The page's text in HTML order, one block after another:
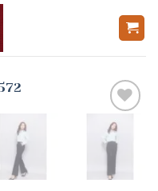
Add to
wishlist